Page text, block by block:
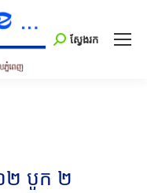
Search:
ស្វែងរក
២ បូក ២